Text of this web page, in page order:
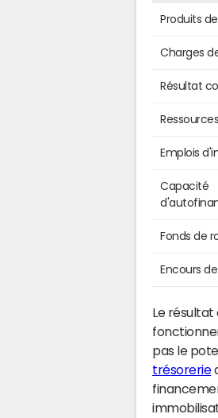
Produits
Charges
Résultat
Emplois
Capacité
Fonds de
Encours
Le
pas le
trésorerie